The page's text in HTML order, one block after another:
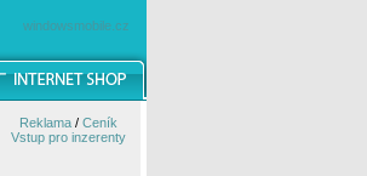
windowsmobile.cz
Reklama/ Ceník
Vstup pro inzerenty